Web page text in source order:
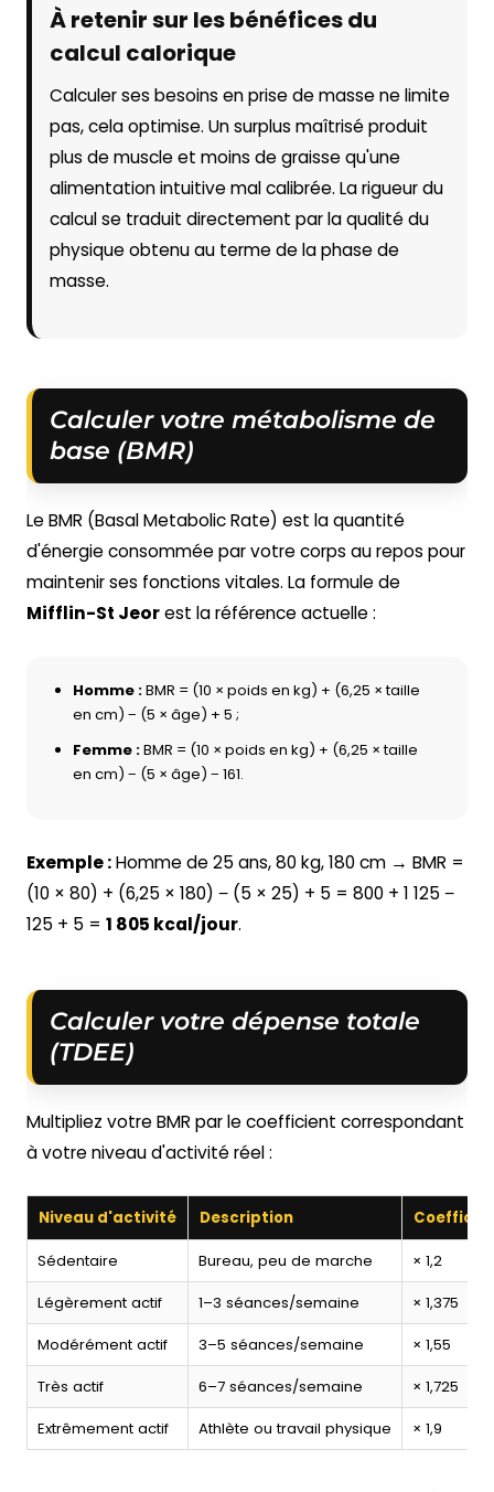
À retenir sur les bénéfices du
calcul calorique
Calculer ses besoins en prise de masse ne limite
pas, cela optimise. Un surplus maîtrisé produit
plus de muscle et moins de graisse qu'une
alimentation intuitive mal calibrée. La rigueur du
calcul se traduit directement par la qualité du
physique obtenu au terme de la phase de
masse.
Calculer votre métabolisme de
base (BMR)
Le BMR (Basal Metabolic Rate) est la quantité
d'énergie consommée par votre corps au repos pour
maintenir ses fonctions vitales. La formule de
Mifflin-St Jeorest la référence actuelle :
Homme :BMR = (10 × poids en kg) + (6,25 × taille
en cm) − (5 × âge) + 5 ;
Femme :BMR = (10 × poids en kg) + (6,25 × taille
en cm) − (5 × âge) − 161.
Exemple :Homme de 25 ans, 80 kg, 180 cm → BMR =
(10 × 80) + (6,25 × 180) − (5 × 25) + 5 = 800 + 1 125 −
125 + 5 = 1 805 kcal/jour.
Calculer votre dépense totale
(TDEE)
Multipliez votre BMR par le coefficient correspondant
à votre niveau d'activité réel :
Niveau d'activité Description
Sédentaire Bureau, peu de marche
× 1,2
Légèrement actif
1–3 séances/semaine
× 1,375
Modérément actif
3–5 séances/semaine
× 1,55
Très actif
6–7 séances/semaine
× 1,725
Extrêmement actif
Athlète ou travail physique × 1,9